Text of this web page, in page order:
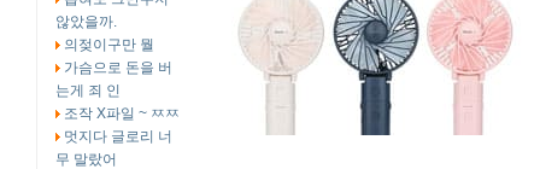
않았을까.
의젖이구만 뭘
가슴으로 돈을 버
는게 죄 인
조작 X파일 ~ ㅉㅉ
멋지다 글로리 너
무 말랐어